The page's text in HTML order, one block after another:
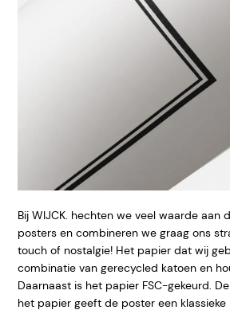
Bij WIJCK. hechten we veel waarde aan
posters en combineren we graag ons
touch of nostalgie! Het papier dat wij
combinatie van gerecycled katoen en
Daarnaast is het papier FSC-gekeurd.
het papier geeft de poster een